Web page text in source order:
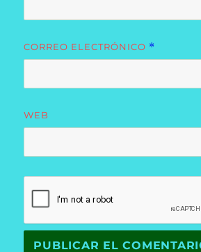
CORREO ELECTRÓNICO *
WEB